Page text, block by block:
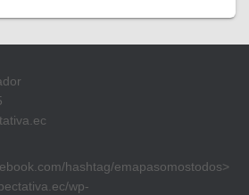
hashtag/emapasomostodos>
wp-